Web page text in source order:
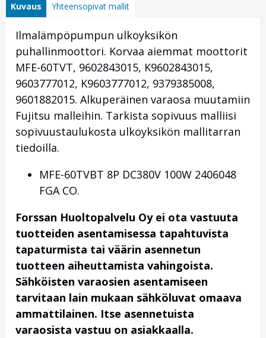
Kuvaus Yhteensopivat mallit
Ilmalämpöpumpun ulkoyksikön
puhallinmoottori. Korvaa aiemmat moottorit
MFE-60TVT, 9602843015, K9602843015,
9603777012, K9603777012, 9379385008,
9601882015. Alkuperäinen varaosa muutamiin
Fujitsu malleihin. Tarkista sopivuus malliisi
sopivuustaulukosta ulkoyksikön mallitarran
tiedoilla.
MFE-60TVBT 8P DC380V 100W 2406048
FGA CO.
Forssan Huoltopalvelu Oy ei ota vastuuta
tuotteiden asentamisessa tapahtuvista
tapaturmista tai väärin asennetun
tuotteen aiheuttamista vahingoista.
Sähköisten varaosien asentamiseen
tarvitaan lain mukaan sähköluvat omaava
ammattilainen. Itse asennetuista
varaosista vastuu on asiakkaalla.